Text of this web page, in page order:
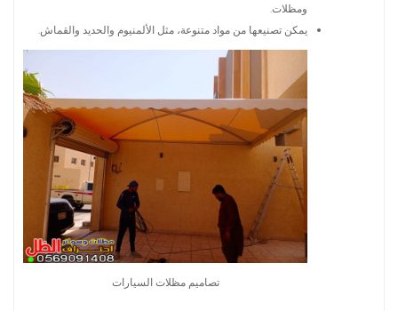
ومظلات.
يمكن تصنيعها من مواد متنوعة، مثل الألمنيوم والحديد والقماش.
تصاميم مظلات السيارات